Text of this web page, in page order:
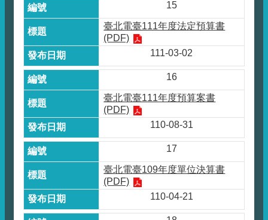
15
臺北電臺111年度法定預算書
(PDF)
111-03-02
16
臺北電臺111年度預算案書
(PDF)
110-08-31
17
臺北電臺109年度單位決算書
(PDF)
110-04-21